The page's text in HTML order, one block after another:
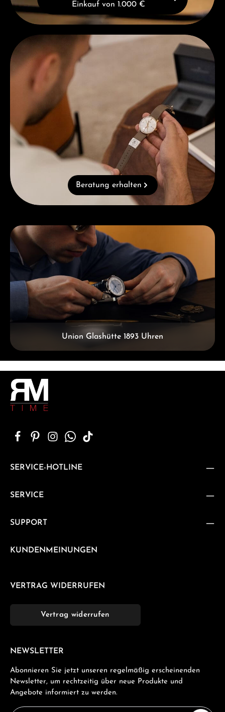
Einkauf von 1.000 €
Beratung erhalten
Beratung erhalten
Kategoriegalerie überspringen
Union Glashütte 1893 Uhren
SERVICE-HOTLINE
SERVICE
SUPPORT
KUNDENMEINUNGEN
VERTRAG WIDERRUFEN
Vertrag widerrufen
NEWSLETTER
Abonnieren Sie jetzt unseren regelmäßig erscheinenden
Newsletter, um rechtzeitig über neue Produkte und
Angebote informiert zu werden.